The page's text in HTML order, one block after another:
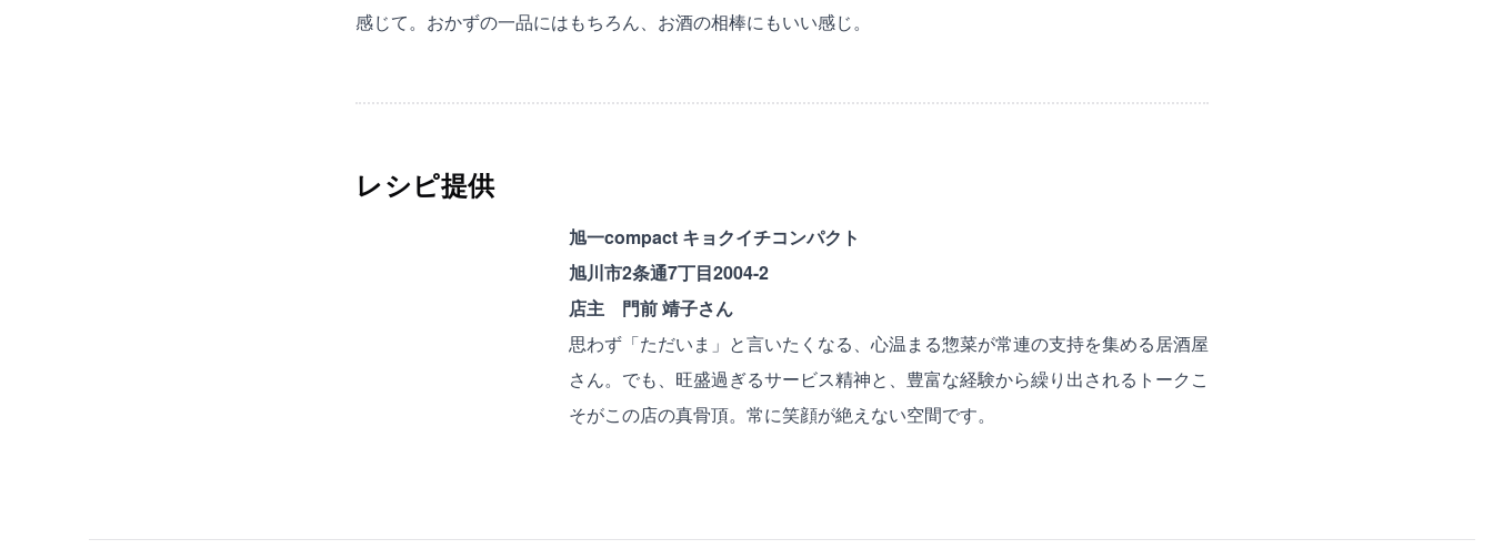
感じて。おかずの一品にはもちろん、お酒の相棒にもいい感じ。
レシピ提供
旭一compact キョクイチコンパクト
旭川市2条通7丁目2004-2
店主 門前 靖子さん
思わず「ただいま」と言いたくなる、心温まる惣菜が常連の支持を集める居酒屋
さん。でも、旺盛過ぎるサービス精神と、豊富な経験から繰り出されるトークこ
そがこの店の真骨頂。常に笑顔が絶えない空間です。